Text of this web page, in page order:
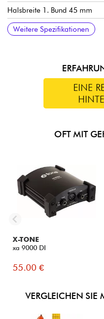
Halsbreite 1. Bund 45 mm
Markbass Single-coil
Lautstärke pro Pickup
Tonhöhe
Markbass Vintage-Style Steg
Markbass F-Style
Hochglanz Korpus Finish
Hochglänzender Hals
Verkauft mit Markbass Deluxe
Weitere Spezifikationen
EINE
OFT MIT
X-TONE
xa 9000 DI
55.00 €
VERGLEICHEN SIE